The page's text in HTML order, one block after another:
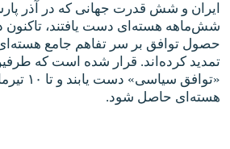
ايران و شش قدرت جهانی که در آذر
شش‌ماهه هسته‌ای دست يافتند، تاکنون
حصول توافق بر سر تفاهم جامع
تمديد کرده‌اند. قرار شده‌ است که
«توافق
هسته‌ای حاصل شود.